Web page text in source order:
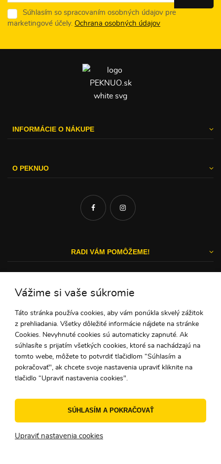
Súhlasím so spracovaním osobných údajov pre
marketingové účely. Ochrana osobných údajov
INFORMÁCIE O NÁKUPE
O PEKNUO
RADI VÁM POMÔŽEME!
ZÁKAZNÍCKY SERVIS
0948 732 275
(Po - Pi: 9:00-15:00)
ahoj@peknuo.sk
Vážime si vaše súkromie
Táto stránka používa cookies, aby vám ponúkla skvelý zážitok
z prehliadania. Všetky dôležité informácie nájdete na stránke
Cookies. Nevyhnuté cookies sú automaticky zapnuté. Ak
súhlasíte s prijatím všetkých cookies, ktoré sa nachádzajú na
tomto webe, môžete to potvrdiť tlačidlom “Súhlasím a
pokračovať", ak chcete svoje nastavenia upraviť kliknite na
tlačidlo “Upraviť nastavenia cookies".
SÚHLASÍM A POKRAČOVAŤ
Upraviť nastavenia cookies